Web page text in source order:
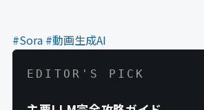
#Sora #動画生成AI
EDITOR'S PICK